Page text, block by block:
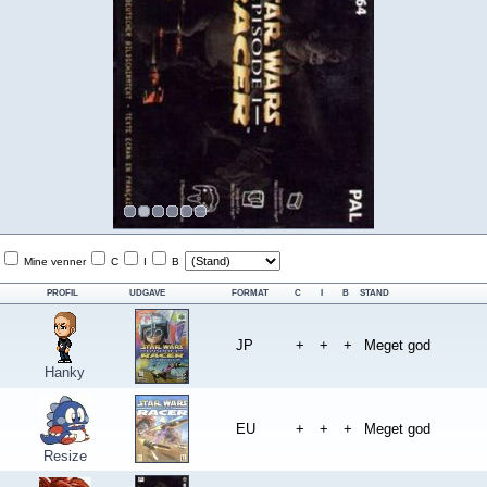
Mine venner C I B
PROFIL UDGAVE FORMAT C B STAND
Hanky
JP + + + Meget god
Resize
EU + + + Meget god